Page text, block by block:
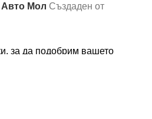
Авто Мол Създаден от
за да подобрим вашето